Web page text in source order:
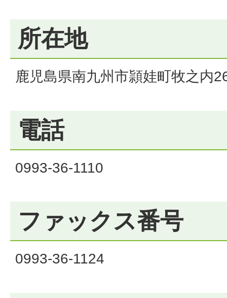
所在地
鹿児島県南九州市頴娃町牧之内
電話
0993-36-1110
ファックス番号
0993-36-1124